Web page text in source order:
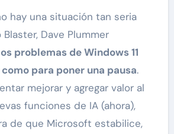
hay una situación tan seria
Dave Plummer
problemas de Windows 11
para poner una pausa.
mejorar y agregar valor al
funciones de IA (ahora),
de que Microsoft estabilice,